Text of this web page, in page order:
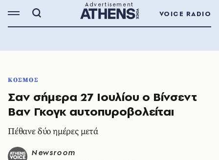
VOICE RADIO
ΚΟΣΜΟΣ
Σαν σήμερα 27 Ιουλίου ο Βίνσεντ
Βαν Γκογκ αυτοπυροβολείται
Πέθανε δύο ημέρες μετά
Newsroom